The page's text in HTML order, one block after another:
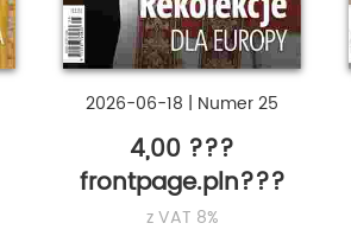
2026-06-18 | Numer 25
4,00 ???
frontpage.pln???
z VAT 8%